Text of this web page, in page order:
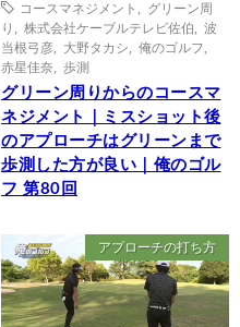
コースマネジメント
グリーン周
り
株式会社ケーブルテレビ佐伯
波
当根弓彦
大野タカシ 俺のゴルフ
赤星佳奈
歩測
グリーン周りからのコースマ
ネジメント｜ミスショット後
のアプローチはグリーンまで
歩測した方が良い｜俺のゴル
フ 第80回
アプローチの打ち方